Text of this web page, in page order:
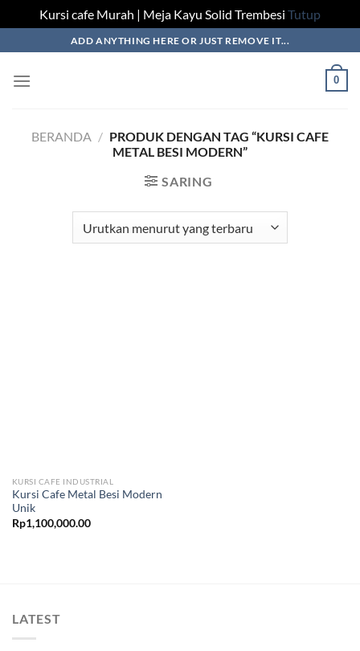
Kursi cafe Murah | Meja Kayu Solid Trembesi Tutup
to
content
ADD ANYTHING HERE OR JUST REMOVE IT...
0
BERANDA / PRODUK DENGAN TAG “KURSI CAFE
METAL BESI MODERN”
SARING
KURSI CAFE INDUSTRIAL
Kursi Cafe Metal Besi Modern
Unik
Rp1,100,000.00
LATEST